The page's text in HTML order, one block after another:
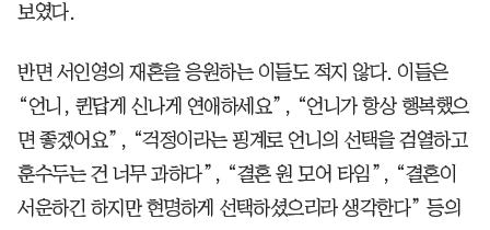
보였다.
반면 서인영의 재혼을 응원하는 이들도 적지 않다. 이들은
“언니, 퀸답게 신나게 연애하세요”, “언니가 항상 행복했으
면 좋겠어요”, “걱정이라는 핑계로 언니의 선택을 검열하고
훈수두는 건 너무 과하다”, “결혼 원 모어 타임”, “결혼이
서운하긴 하지만 현명하게 선택하셨으리라 생각한다” 등의